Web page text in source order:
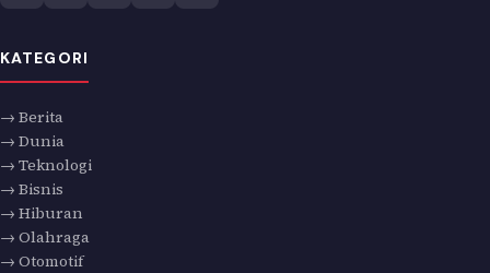
KATEGORI
→ Berita
→ Dunia
→ Teknologi
→ Bisnis
→ Hiburan
→ Olahraga
→ Otomotif